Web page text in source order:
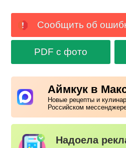
Сообщить об
PDF с фото
Аймкук в
Новые рецепты и
Российском
Надоела